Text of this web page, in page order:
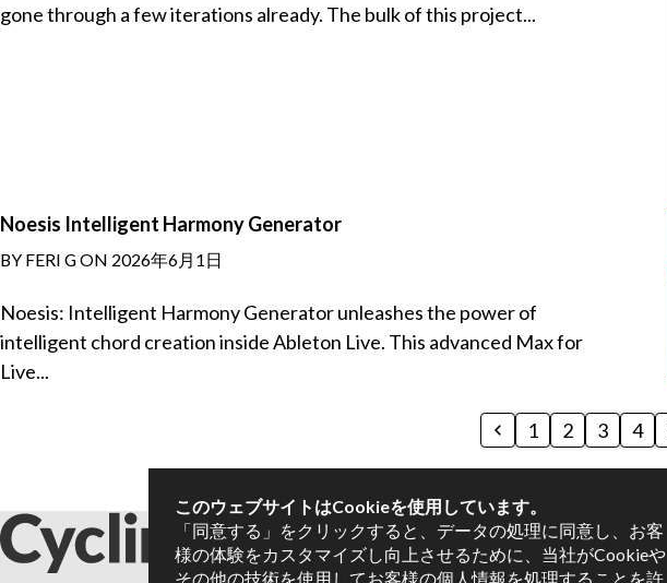
gone through a few iterations already. The bulk of this project...
Noesis Intelligent Harmony Generator
BY FERI G ON 2026年6月1日
Noesis: Intelligent Harmony Generator unleashes the power of
intelligent chord creation inside Ableton Live. This advanced Max for
Live...
1 2 3 4
このウェブサイトはCookieを使用しています。
「同意する」をクリックすると、データの処理に同意し、お客
様の体験をカスタマイズし向上させるために、当社がCookieや
その他の技術を使用してお客様の個人情報を処理することを許